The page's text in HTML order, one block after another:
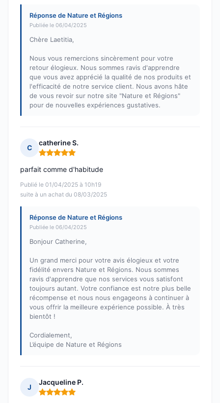
Réponse de Nature et Régions
Publiée le 06/04/2025
Chère Laetitia,
Nous vous remercions sincèrement pour votre
retour élogieux. Nous sommes ravis d'apprendre
que vous avez apprécié la qualité de nos produits et
l'efficacité de notre service client. Nous avons hâte
de vous revoir sur notre site "Nature et Régions"
pour de nouvelles expériences gustatives.
C
catherine S.
Note : 5 sur 5
Publié le 01/04/2025 à 10h19
suite à un achat du 08/03/2025
parfait comme d'habitude
Réponse de Nature et Régions
Publiée le 06/04/2025
Bonjour Catherine,
Un grand merci pour votre avis élogieux et votre
fidélité envers Nature et Régions. Nous sommes
ravis d'apprendre que nos services vous satisfont
toujours autant. Votre confiance est notre plus belle
récompense et nous nous engageons à continuer à
vous offrir la meilleure expérience possible. À très
bientôt !
Cordialement,
L’équipe de Nature et Régions
J
Jacqueline P.
Note : 5 sur 5